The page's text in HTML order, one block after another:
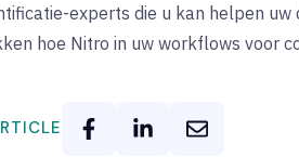
experts die u kan helpen
hoe Nitro in uw workflows voor